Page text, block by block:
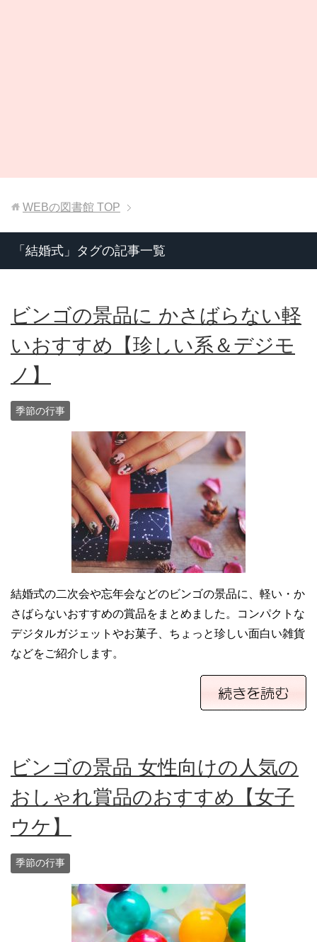
WEBの図書館 TOP
「結婚式」タグの記事一覧
ビンゴの景品に かさばらない軽
いおすすめ【珍しい系＆デジモ
ノ】
季節の行事
結婚式の二次会や忘年会などのビンゴの景品に、軽い・か
さばらないおすすめの賞品をまとめました。コンパクトな
デジタルガジェットやお菓子、ちょっと珍しい面白い雑貨
などをご紹介します。
ビンゴの景品 女性向けの人気の
おしゃれ賞品のおすすめ【女子
ウケ】
季節の行事